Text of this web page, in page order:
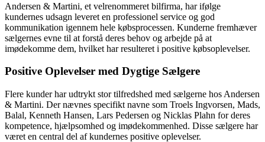
Andersen & Martini, et velrenommeret bilfirma, har ifølge
kundernes udsagn leveret en professionel service og god
kommunikation igennem hele købsprocessen. Kunderne fremhæver
sælgernes evne til at forstå deres behov og arbejde på at
imødekomme dem, hvilket har resulteret i positive købsoplevelser.
Positive Oplevelser med Dygtige Sælgere
Flere kunder har udtrykt stor tilfredshed med sælgerne hos Andersen
& Martini. Der nævnes specifikt navne som Troels Ingvorsen, Mads,
Balal, Kenneth Hansen, Lars Pedersen og Nicklas Plahn for deres
kompetence, hjælpsomhed og imødekommenhed. Disse sælgere har
været en central del af kundernes positive oplevelser.